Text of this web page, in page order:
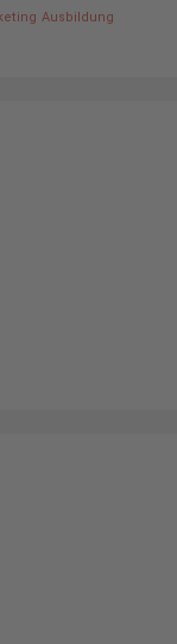
Ausbildung